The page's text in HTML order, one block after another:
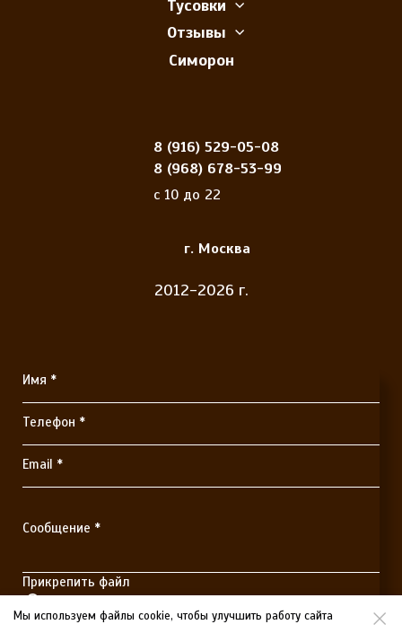
Тусовки
Отзывы
Симорон
8 (916) 529-05-08
8 (968) 678-53-99
с 10 до 22
г. Москва
2012-2026 г.
Имя *
Телефон *
Email *
Сообщение *
Прикрепить файл
Выберите файлы
Мы используем файлы cookie, чтобы улучшить работу сайта